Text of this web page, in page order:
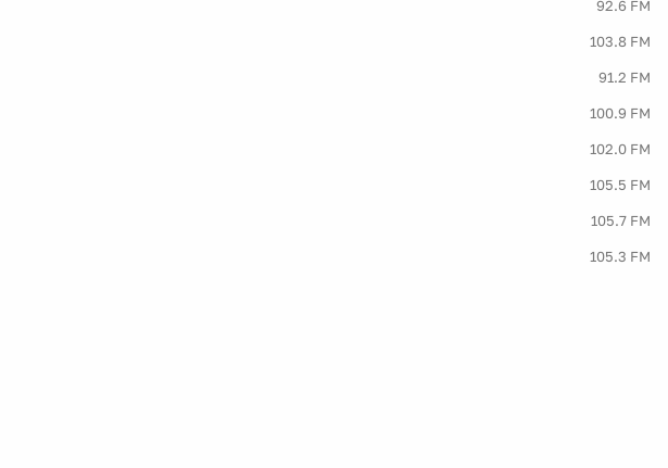
92.6 FM
103.8 FM
91.2 FM
100.9 FM
102.0 FM
105.5 FM
105.7 FM
105.3 FM